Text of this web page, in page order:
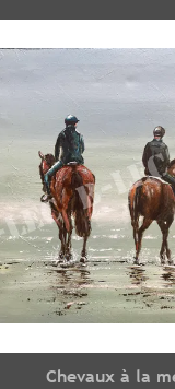
Chevaux à la